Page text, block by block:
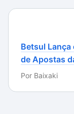
Betsul
de Apostas
Por Baixaki